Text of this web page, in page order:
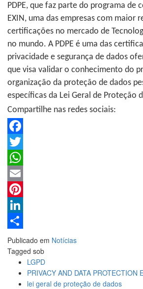
PDPE, que faz parte do programa de
EXIN, uma das empresas com maior
certificações no mercado de
no mundo. A PDPE é uma das
privacidade e segurança de dados
que visa validar o conhecimento do
organização da proteção de dados
específicas da Lei Geral de Proteção
Compartilhe nas redes sociais:
Facebook
Twitter
WhatsApp
Email
Pinterest
LinkedIn
Share
Publicado em Notícias
Tagged sob
LGPD
PRIVACY AND DATA PROTECTION
lei geral de proteção de dados